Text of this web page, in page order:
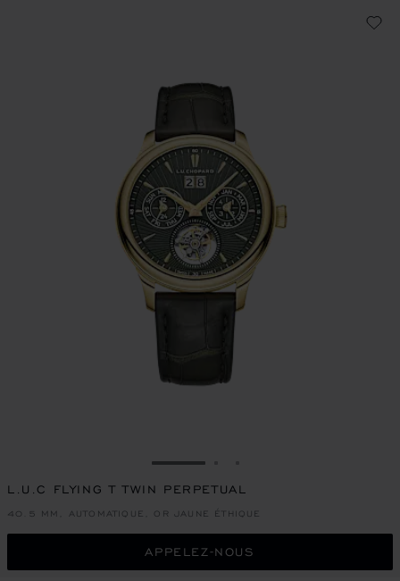
ALLER À LA DIAPOSITIVE 1
L.U.C FLYING T TWIN PERPETUAL
40.5 MM, AUTOMATIQUE, OR JAUNE ÉTHIQUE
APPELEZ-NOUS